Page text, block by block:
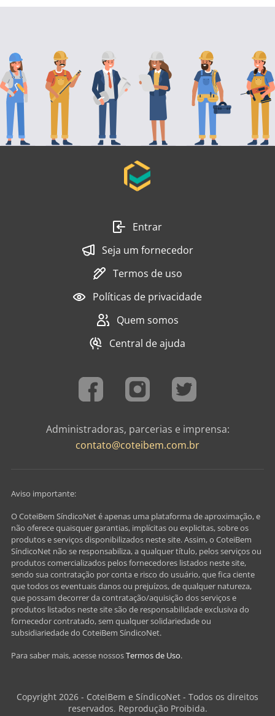
Entrar
Seja um fornecedor
Termos de uso
Políticas de privacidade
Quem somos
Central de ajuda
Administradoras, parcerias e imprensa:
contato@coteibem.com.br
Aviso importante:
O CoteiBem SíndicoNet é apenas uma plataforma de aproximação, e
não oferece quaisquer garantias, implícitas ou explicitas, sobre os
produtos e serviços disponibilizados neste site. Assim, o CoteiBem
SíndicoNet não se responsabiliza, a qualquer título, pelos serviços ou
produtos comercializados pelos fornecedores listados neste site,
sendo sua contratação por conta e risco do usuário, que fica ciente
que todos os eventuais danos ou prejuízos, de qualquer natureza,
que possam decorrer da contratação/aquisição dos serviços e
produtos listados neste site são de responsabilidade exclusiva do
fornecedor contratado, sem qualquer solidariedade ou
subsidiariedade do CoteiBem SíndicoNet.
Para saber mais, acesse nossosTermos de Uso.
Copyright 2026 - CoteiBem e SíndicoNet - Todos os direitos
reservados. Reprodução Proibida.